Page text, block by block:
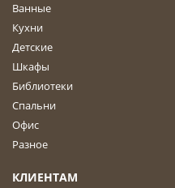
Ванные
Кухни
Детские
Шкафы
Библиотеки
Спальни
Офис
Разное
КЛИЕНТАМ